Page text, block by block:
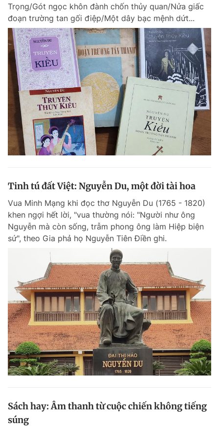
Trọng/Gót ngọc khôn đành chốn thủy quan/Nửa giấc
đoạn trường tan gối điệp/Một dây bạc mệnh dứt...
Tinh tú đất Việt: Nguyễn Du, một đời tài hoa
Vua Minh Mạng khi đọc thơ Nguyễn Du (1765 - 1820)
khen ngợi hết lời, "vua thường nói: "Người như ông
Nguyễn mà còn sống, trẫm phong ông làm Hiệp biện
sứ", theo Gia phả họ Nguyễn Tiên Điền ghi.
Sách hay: Âm thanh từ cuộc chiến không tiếng
súng